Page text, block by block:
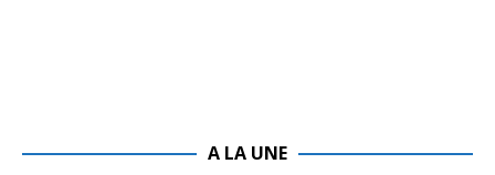
A LA UNE